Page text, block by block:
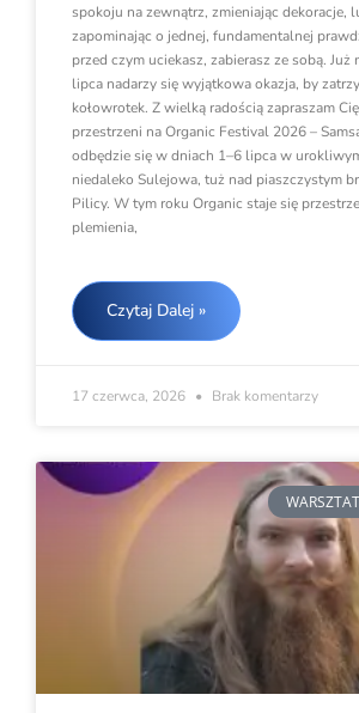
spokoju na zewnątrz, zmieniając dekoracje,
zapominając o jednej, fundamentalnej
przed czym uciekasz, zabierasz ze sobą. Już
lipca nadarzy się wyjątkowa okazja, by
kołowrotek. Z wielką radością zapraszam
przestrzeni na Organic Festival 2026 –
odbędzie się w dniach 1–6 lipca w
niedaleko Sulejowa, tuż nad piaszczystym
Pilicy. W tym roku Organic staje się
plemienia,
Czytaj Dalej »
17 czerwca, 2026 Brak komentarzy